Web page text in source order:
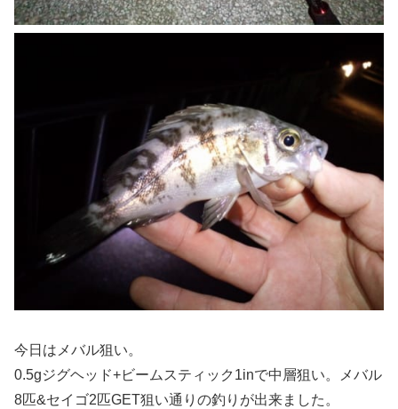
今日はメバル狙い。
0.5gジグヘッド+ビームスティック1inで中層狙い。メバル
8匹&セイゴ2匹GET狙い通りの釣りが出来ました。